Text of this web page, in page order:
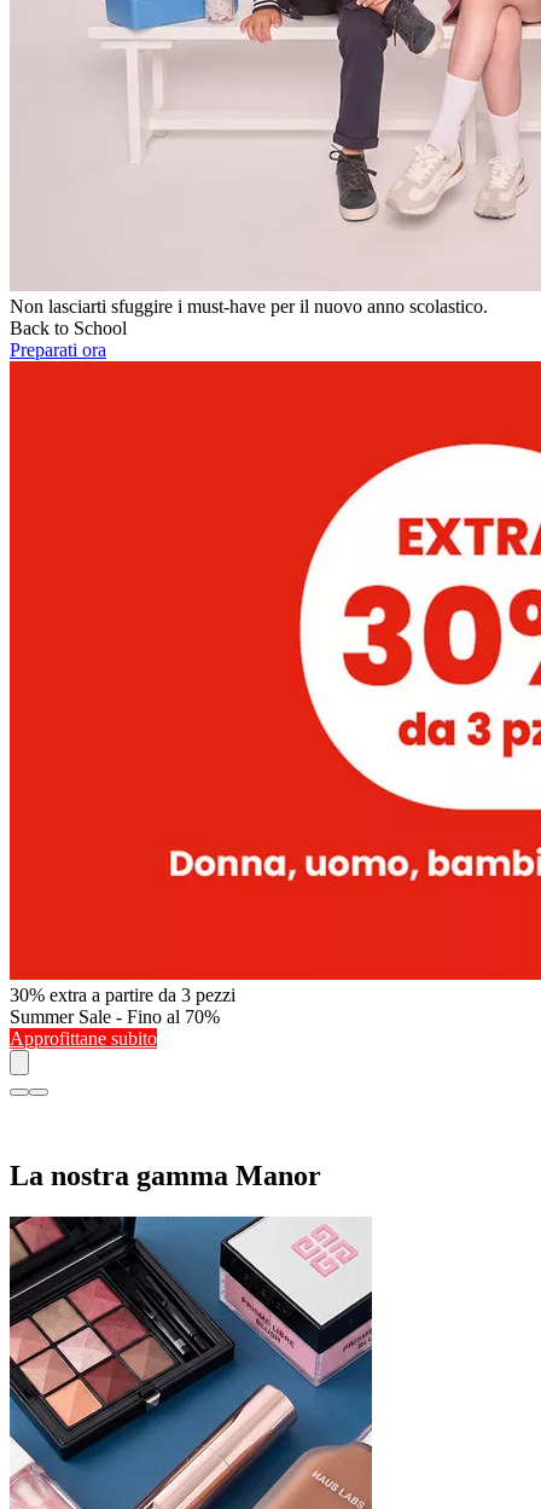
Non lasciarti sfuggire i must-have per il nuovo anno scolastico.
Back to School
Preparati ora
30% extra a partire da 3 pezzi
Summer Sale - Fino al 70%
Approfittane subito
La nostra gamma Manor